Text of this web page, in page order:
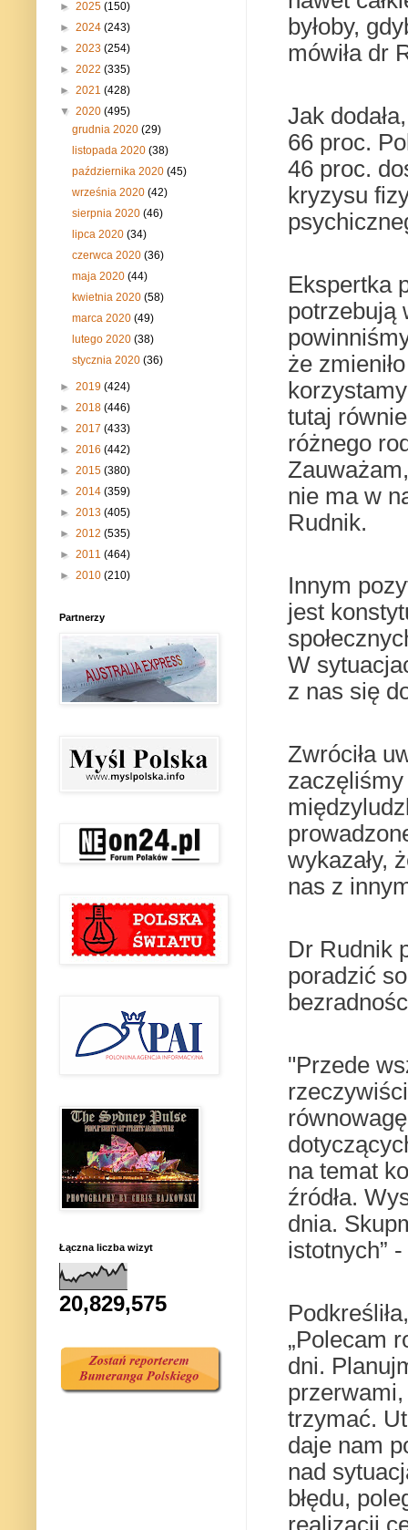
byłoby,
mówiła dr
Jak
66 proc.
46 proc.
kryzysu
Ekspertka
potrzebują
że
tutaj
różnego
nie ma w
Rudnik.
Innym
jest
W
z nas się
Zwróciła
wykazały,
nas z
Dr Rudnik
poradzić
"Przede
na temat
źródła.
dnia.
istotnych”
„Polecam
dni.
trzymać.
daje nam
nad
błędu,
realizacji
► 2025 (150)
► 2024 (243)
► 2023 (254)
► 2022 (335)
► 2021 (428)
▼ 2020 (495)
grudnia 2020(29)
listopada 2020(38)
października 2020(45)
września 2020(42)
sierpnia 2020(46)
lipca 2020(34)
czerwca 2020(36)
maja 2020(44)
kwietnia 2020(58)
marca 2020(49)
lutego 2020(38)
stycznia 2020(36)
► 2019 (424)
► 2018 (446)
► 2017 (433)
► 2016 (442)
► 2015 (380)
► 2014 (359)
► 2013 (405)
► 2012 (535)
► 2011 (464)
► 2010 (210)
Partnerzy
Łączna liczba wizyt
20,829,575